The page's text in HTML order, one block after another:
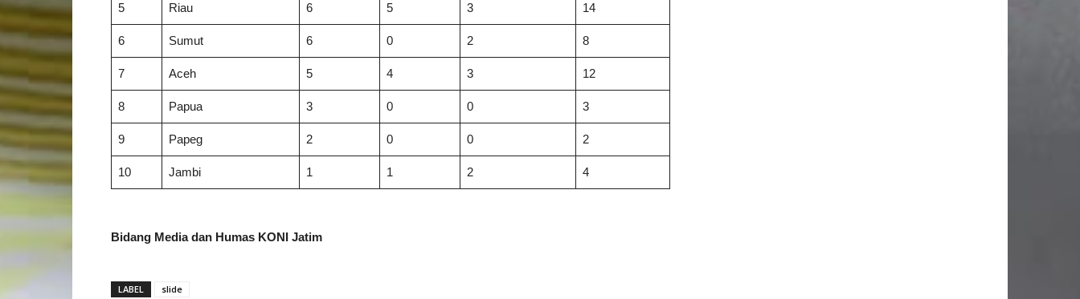
5 Riau 6 5 3 14
6 Sumut 6 0 2 8
7 Aceh 5 4 3 12
8 Papua 3 0 0 3
9 Papeg 2 0 0 2
10 Jambi 1 1 2 4
Bidang Media dan Humas KONI Jatim
LABEL slide